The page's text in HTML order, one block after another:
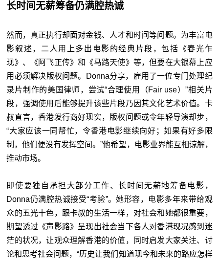
长时间无薪筹备仍满腔热诚
然而，真正执行却面对金钱、人才和时间等问题。为丰富电
影叙述，二人用上多出电影的经典片段，包括《春光乍
现》、《阿飞正传》和《马路天使》等，但要在大银幕上应
用必须解决版权问题。Donna分享，雇用了一位专门处理纪
录片制作的美国律师，尝试“合理使用（Fair use）”相关片
段，强调使用后能够提升该些片段乃因其文化艺术价值。卡
叔直言，香港发行商好现实，版权问题或令年轻导演却步，
“大家应该一同帮忙，令香港电影继续向好；如果有好多限
制，他们便没有发挥空间。”他希望，电影业界能互相谅解，
推动市场。
即使要独自承担大部分工作、长时间无薪地筹备电影，
Donna仍满腔热诚接受“考验”。她形容，电影多年来带给观
众的五光十色，跟卡叔的生活一样，对社会和她都很重要，
期望透过《声影路》呈现出社会当下各人对香港现况感到迷
茫的状况，让观众理解香港的价值，同时启发大家关注、讨
论和思考社会问题，“历史让我们知道现今和未来的路应怎样